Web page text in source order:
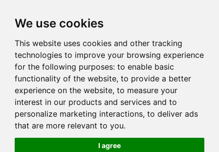
We use cookies
This website uses cookies and other tracking
technologies to improve your browsing experience
for the following purposes: to enable basic
functionality of the website, to provide a better
experience on the website, to measure your
interest in our products and services and to
personalize marketing interactions, to deliver ads
that are more relevant to you.
I agree